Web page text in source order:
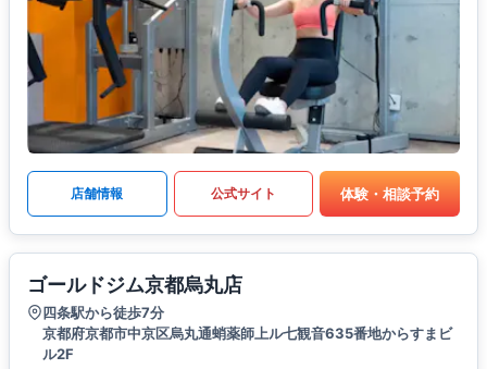
店舗情報 公式サイト 体験・相談予約
ゴールドジム京都烏丸店
四条駅から徒歩7分
京都府京都市中京区烏丸通蛸薬師上ル七観音635番地からすまビ
ル2F